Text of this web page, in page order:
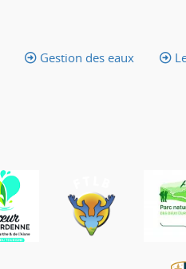
Gestion des eaux